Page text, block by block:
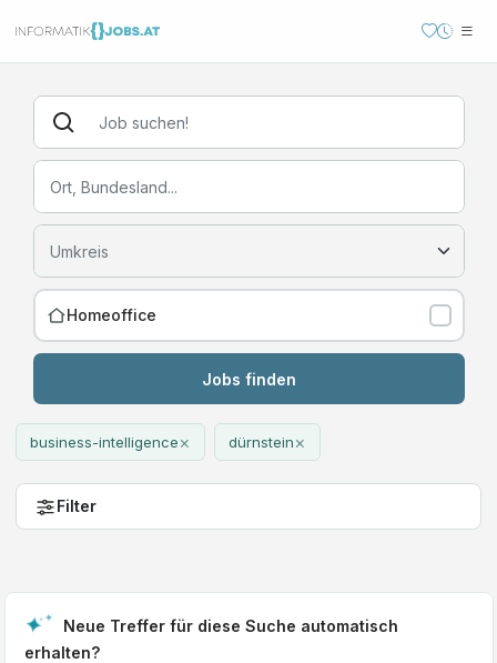
Homeoffice
Jobs finden
business-intelligence× dürnstein×
Filter
Neue Treffer für diese Suche automatisch
erhalten?